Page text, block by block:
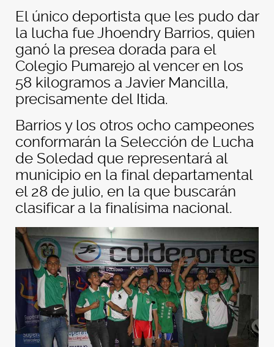
El único deportista que les pudo dar
la lucha fue Jhoendry Barrios, quien
ganó la presea dorada para el
Colegio Pumarejo al vencer en los
58 kilogramos a Javier Mancilla,
precisamente del Itida.
Barrios y los otros ocho campeones
conformarán la Selección de Lucha
de Soledad que representará al
municipio en la final departamental
el 28 de julio, en la que buscarán
clasificar a la finalísima nacional.